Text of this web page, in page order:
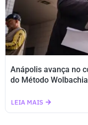
Anápolis avança no
do Método Wolbachia
LEIA MAIS